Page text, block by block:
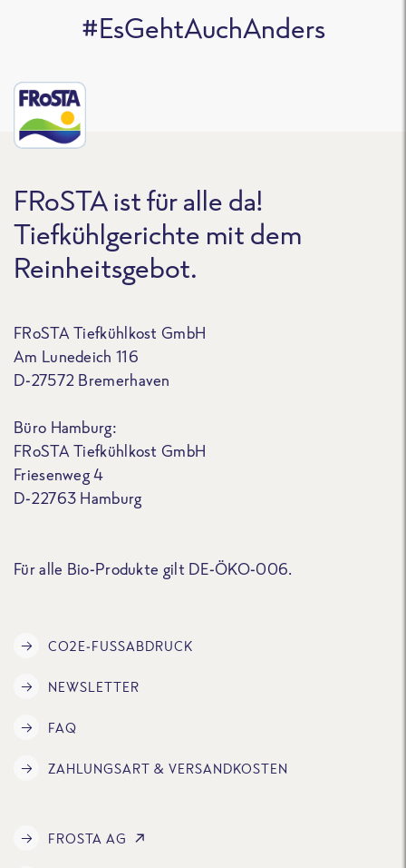
#EsGehtAuchAnders
FRoSTA ist für alle da!
Tiefkühlgerichte mit dem
Reinheitsgebot.
FRoSTA Tiefkühlkost GmbH
Am Lunedeich 116
D-27572 Bremerhaven
Büro Hamburg:
FRoSTA Tiefkühlkost GmbH
Friesenweg 4
D-22763 Hamburg
Für alle Bio-Produkte gilt DE-ÖKO-006.
CO2E-FUSSABDRUCK
NEWSLETTER
FAQ
ZAHLUNGSART & VERSANDKOSTEN
FROSTA AG